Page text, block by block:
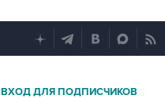
ВХОД ДЛЯ ПОДПИСЧИКОВ